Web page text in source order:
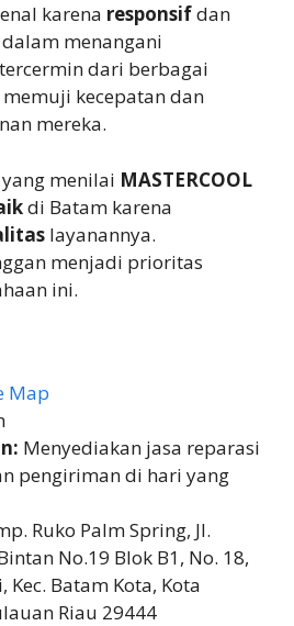
karena responsifdan
dalam menangani
dari berbagai
kecepatan dan
mereka.
menilai MASTERCOOL
di Batam karena
layanannya.
menjadi prioritas
ini.
Map
Menyediakan jasa reparasi
pengiriman di hari yang
Ruko Palm Spring, Jl.
No.19 Blok B1, No. 18,
Kec. Batam Kota, Kota
Riau 29444